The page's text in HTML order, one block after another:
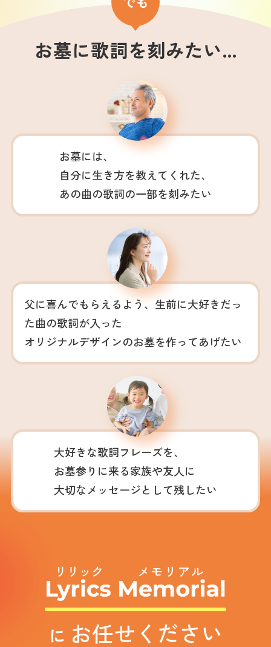
お墓に歌詞を刻みたい…
お墓には、
自分に生き方を教えてくれた、
あの曲の歌詞の一部を刻みたい
父に喜んでもらえるよう、生前に大好きだっ
た曲の歌詞が入った
オリジナルデザインのお墓を作ってあげたい
大好きな歌詞フレーズを、
お墓参りに来る家族や友人に
大切なメッセージとして残したい
に お任せください